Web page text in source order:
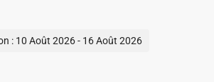
: 10 Août 2026 - 16 Août 2026